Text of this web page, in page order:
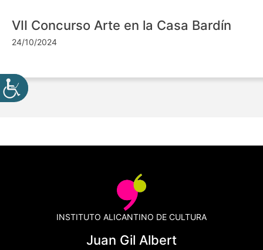
VII Concurso Arte en la Casa Bardín
24/10/2024
INSTITUTO ALICANTINO DE CULTURA
Juan Gil Albert